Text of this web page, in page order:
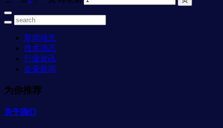
新闻动态
技术动态
行业资讯
企业新闻
为你推荐
关于我们